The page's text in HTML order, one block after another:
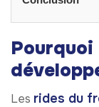
Les rides du